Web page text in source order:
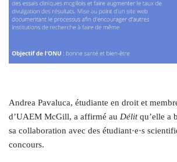
Andrea Pavaluca, étudiante en droit et
d’UAEM McGill, a affirmé au Délitqu’elle a
sa collaboration avec des étudiant·e·s
concours.